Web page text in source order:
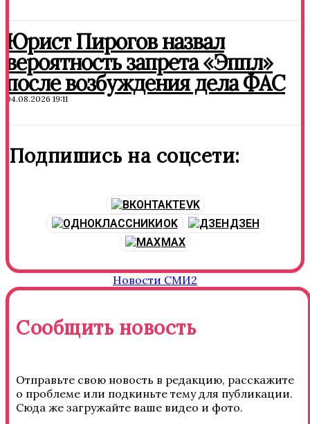
Юрист Пирогов назвал
вероятность запрета «Эппл»
после возбуждения дела ФАС
04.08.2026 19:11
Подпишись на соцсети:
VK
OK
ДЗЕН
MAX
Новости СМИ2
Сообщить новость
Отправьте свою новость в редакцию, расскажите
о проблеме или подкиньте тему для публикации.
Сюда же загружайте ваше видео и фото.